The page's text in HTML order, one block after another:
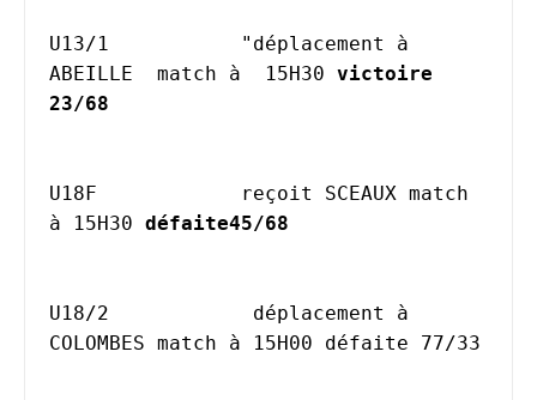
U13/1		"déplacement à
ABEILLE  match à  15H30 victoire
U18F		reçoit SCEAUX match
à 15H30 défaite45/68
U18/2		 déplacement à
COLOMBES match à 15H00 défaite 77/33